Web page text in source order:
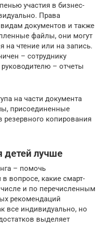
участия в бизнес-
Права
документов и также
файлы, они могут
на чтение или на запись.
– сотруднику
– отчеты
на части документа
присоединенные
копирования
детей лучше
– помочь
вопросе, какие смарт-
и по перечисленным
рекомендаций
все индивидуально, но
выделяет